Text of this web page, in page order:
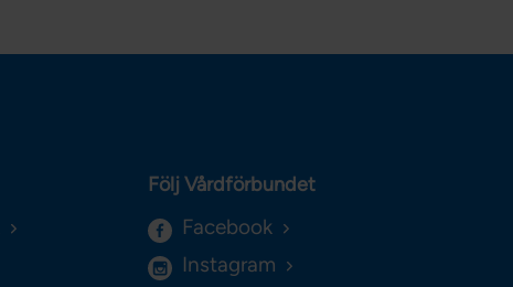
Följ Vårdförbundet
Facebook
Instagram